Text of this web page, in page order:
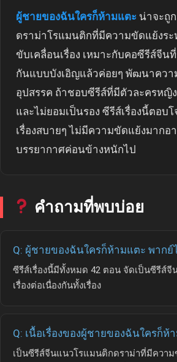
ผู้ชายของฉันใครก็ห้ามแตะ น่าจะถู
ดราม่าโรแมนติกที่มีความขัดแย้งระ
ขับเคลื่อนเรื่อง เหมาะกับคอซีรีส์จีน
กันแบบบังเอิญแล้วค่อยๆ พัฒนาควา
อุปสรรค ถ้าชอบซีรีส์ที่มีตัวละครหญิ
และไม่ยอมเป็นรอง ซีรีส์เรื่องนี้ตอบ
เรื่องสบายๆ ไม่มีความขัดแย้งมากอ
บรรยากาศค่อนข้างหนักไป
คำถามที่พบบ่อย
Q: ผู้ชายของฉันใครก็ห้ามแตะ พาก
ซีรีส์เรื่องนี้มีทั้งหมด 42 ตอน จัดเป็นซีรีส์จี
เรื่องต่อเนื่องกันทั้งเรื่อง
Q: เนื้อเรื่องของผู้ชายของฉันใครก็
เป็นซีรีส์จีนแนวโรแมนติกดราม่าที่มีความ